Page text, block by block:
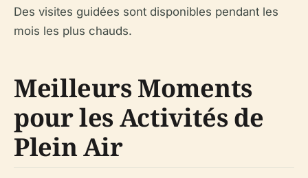
Des visites guidées sont disponibles pendant les
mois les plus chauds.
Meilleurs Moments
pour les Activités de
Plein Air